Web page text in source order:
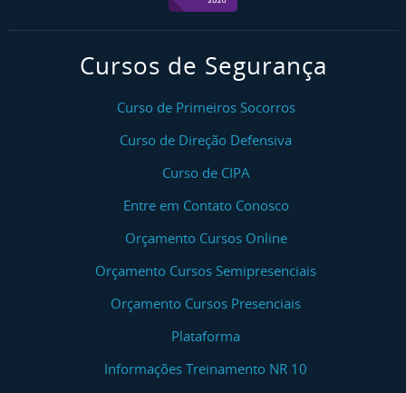
Cursos de Segurança
Curso de Primeiros Socorros
Curso de Direção Defensiva
Curso de CIPA
Entre em Contato Conosco
Orçamento Cursos Online
Orçamento Cursos Semipresenciais
Orçamento Cursos Presenciais
Plataforma
Informações Treinamento NR 10